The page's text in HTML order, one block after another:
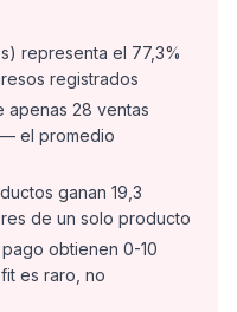
representa el 77,3%
registrados
apenas 28 ventas
el promedio
ganan 19,3
de un solo producto
obtienen 0-10
es raro, no